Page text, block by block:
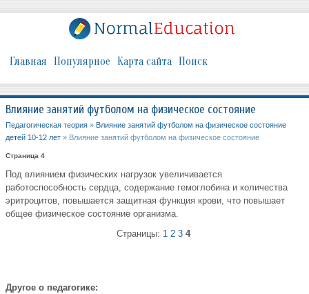
Главная Популярное Карта сайта Поиск
Влияние занятий футболом на физическое состояние
Педагогическая теория » Влияние занятий футболом на физическое состояние
детей 10-12 лет » Влияние занятий футболом на физическое состояние
Страница 4
Под влиянием физических нагрузок увеличивается
работоспособность сердца, содержание гемоглобина и количества
эритроцитов, повышается защитная функция крови, что повышает
общее физическое состояние организма.
Страницы: 1 2 3 4
Другое о педагогике: